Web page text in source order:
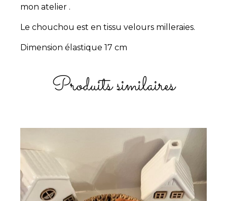
mon atelier .
Le chouchou est en tissu velours milleraies.
Dimension élastique 17 cm
Produits similaires